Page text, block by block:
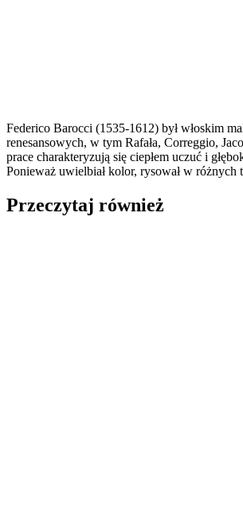
Federico Barocci (1535-1612) był włoskim
renesansowych, w tym Rafała, Correggio,
prace charakteryzują się ciepłem uczuć i
Ponieważ uwielbiał kolor, rysował w
Przeczytaj również